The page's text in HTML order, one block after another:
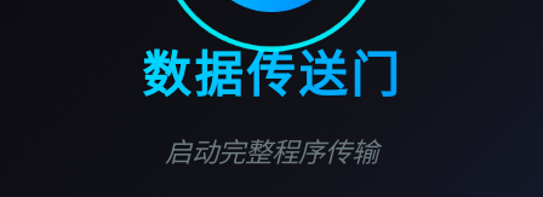
数据传送门
启动完整程序传输